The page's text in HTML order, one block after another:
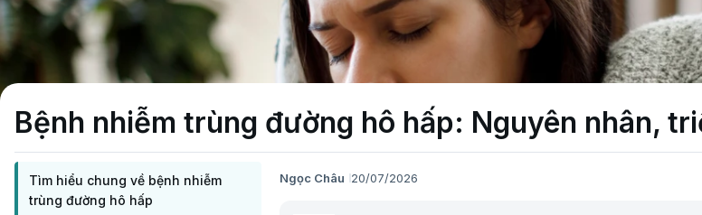
Bệnh nhiễm trùng đường hô hấp: Nguyên nhân,
Tìm hiểu chung về bệnh nhiễm
trùng đường hô hấp
Ngọc Châu 20/07/2026